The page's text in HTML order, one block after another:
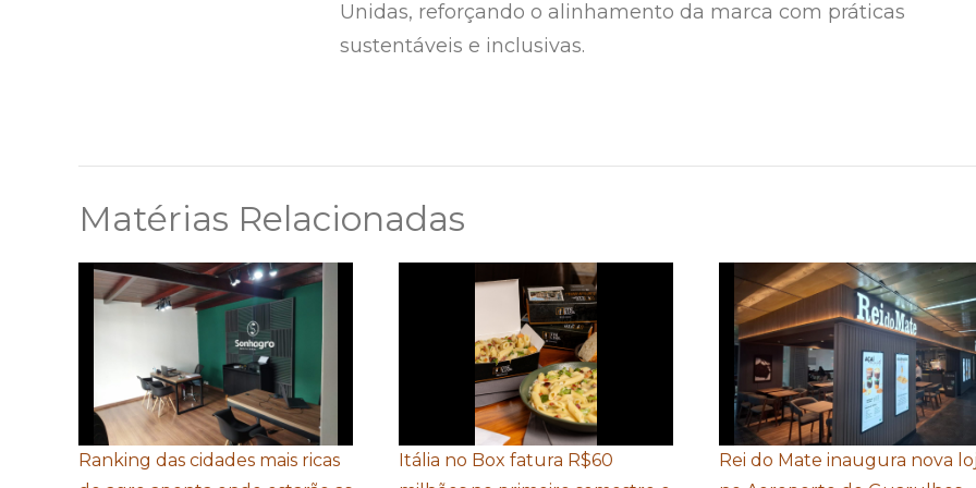
Unidas, reforçando o alinhamento da marca com práticas
sustentáveis e inclusivas.
Matérias Relacionadas
Ranking das cidades mais ricas
Itália no Box fatura R$60
Rei do Mate inaugura nova